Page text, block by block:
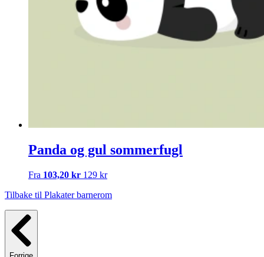
Panda og gul sommerfugl
Fra 103,20 kr 129 kr
Tilbake til Plakater barnerom